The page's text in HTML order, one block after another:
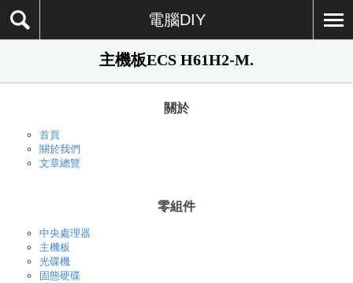
電腦DIY
主機板ECS H61H2-M.
關於
首頁
關於我們
文章總覽
零組件
中央處理器
主機板
光碟機
固態硬碟